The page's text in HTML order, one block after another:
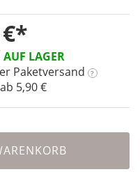
AUF LAGER
Paketversand ?
5,90 €